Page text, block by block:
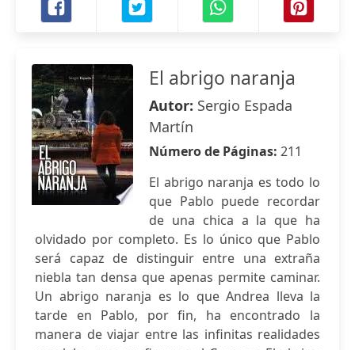
El abrigo naranja
Autor: Sergio Espada
Martín
Número de Páginas: 211
El abrigo naranja es todo lo
que Pablo puede recordar
de una chica a la que ha
olvidado por completo. Es lo único que Pablo
será capaz de distinguir entre una extraña
niebla tan densa que apenas permite caminar.
Un abrigo naranja es lo que Andrea lleva la
tarde en Pablo, por fin, ha encontrado la
manera de viajar entre las infinitas realidades